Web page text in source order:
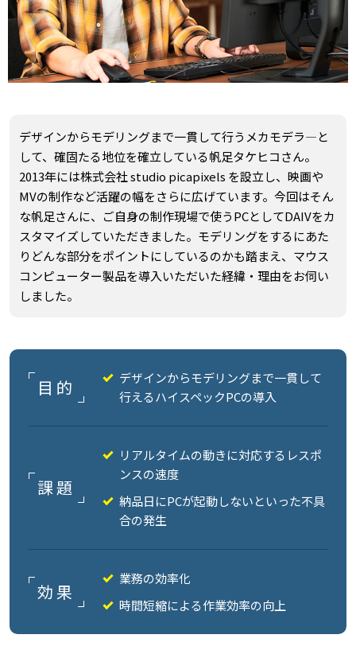
デザインからモデリングまで一貫して行うメカモデラ―と
して、確固たる地位を確立している帆足タケヒコさん。
2013年には株式会社 studio picapixels を設立し、映画や
MVの制作など活躍の幅をさらに広げています。今回はそん
な帆足さんに、ご自身の制作現場で使うPCとしてDAIVをカ
スタマイズしていただきました。モデリングをするにあた
りどんな部分をポイントにしているのかも踏まえ、マウス
コンピューター製品を導入いただいた経緯・理由をお伺い
しました。
目的
デザインからモデリングまで一貫して
行えるハイスペックPCの導入
課題
リアルタイムの動きに対応するレスポ
ンスの速度
納品日にPCが起動しないといった不具
合の発生
効果
業務の効率化
時間短縮による作業効率の向上